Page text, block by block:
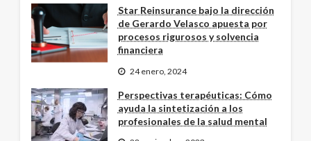
Star Reinsurance bajo la dirección
de Gerardo Velasco apuesta por
procesos rigurosos y solvencia
financiera
24 enero, 2024
Perspectivas terapéuticas: Cómo
ayuda la sintetización a los
profesionales de la salud mental